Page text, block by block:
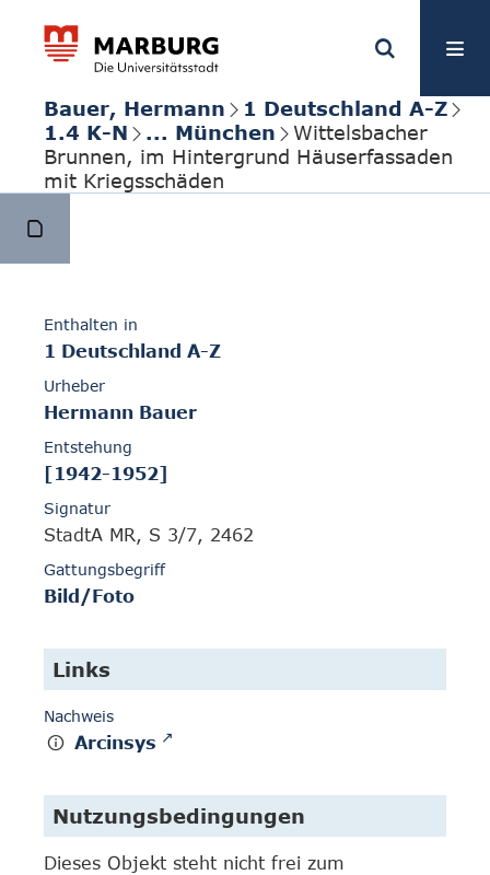
Bauer, Hermann
1 Deutschland A-Z
1.4 K-N
... München
Wittelsbacher
Brunnen, im Hintergrund Häuserfassaden
mit Kriegsschäden
Enthalten in
1 Deutschland A-Z
Urheber
Hermann Bauer
Entstehung
[1942-1952]
Signatur
StadtA MR, S 3/7, 2462
Gattungsbegriff
Bild/Foto
Links
Nachweis
Arcinsys
Nutzungsbedingungen
Dieses Objekt steht nicht frei zum